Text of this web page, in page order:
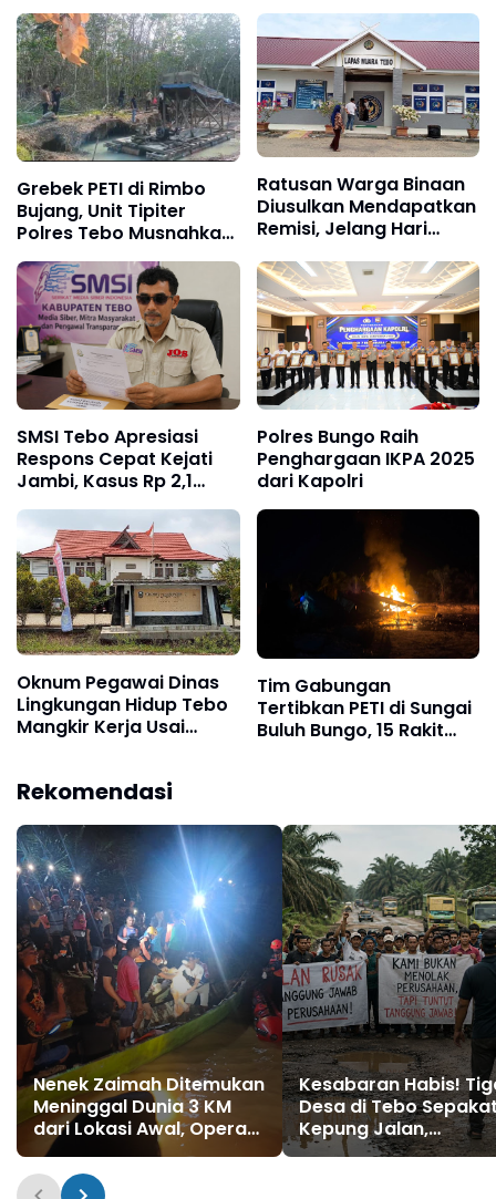
Grebek PETI di Rimbo
Bujang, Unit Tipiter
Polres Tebo Musnahkan
Tiga Rakit Dompeng
dengan Cara Dibakar
Ratusan Warga Binaan
Diusulkan Mendapatkan
Remisi, Jelang Hari
SMSI Tebo Apresiasi
Respons Cepat Kejati
Jambi, Kasus Rp 2,1
Miliar PUPR Tebo
Kembali Disorot
Polres Bungo Raih
Penghargaan IKPA 2025
dari Kapolri
Oknum Pegawai Dinas
Lingkungan Hidup Tebo
Mangkir Kerja Usai
Tim Gabungan
Tertibkan PETI di Sungai
Buluh Bungo, 15 Rakit
Rekomendasi
Nenek Zaimah Ditemukan
Meninggal Dunia 3 KM
dari Lokasi Awal, Operasi
SAR Sungai Nalo Tantan
Resmi Ditutup
Kesabaran Habis!
Desa di Tebo
Kepung Jalan,
Perusahaan